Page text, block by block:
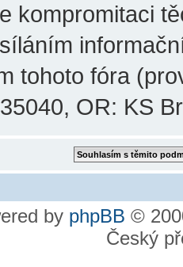
kompromitaci
tohoto fóra
OR: KS
by phpBB ©
Český